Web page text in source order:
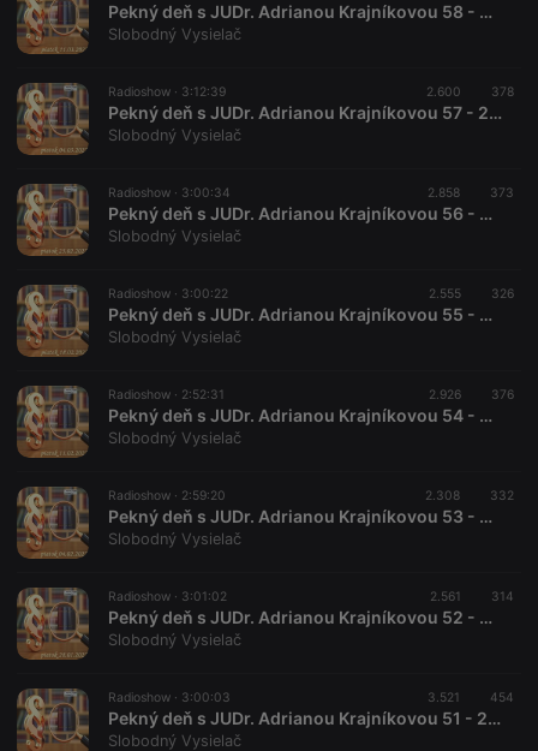
Pekný deň s JUDr. Adrianou Krajníkovou 58 - 2022-03-11
Slobodný Vysielač
Radioshow · 3:12:39 2.600 378
Pekný deň s JUDr. Adrianou Krajníkovou 57 - 2022-03-04
Slobodný Vysielač
Radioshow · 3:00:34 2.858 373
Pekný deň s JUDr. Adrianou Krajníkovou 56 - 2022-02-25
Slobodný Vysielač
Radioshow · 3:00:22 2.555 326
Pekný deň s JUDr. Adrianou Krajníkovou 55 - 2022-02-18
Slobodný Vysielač
Radioshow · 2:52:31 2.926 376
Pekný deň s JUDr. Adrianou Krajníkovou 54 - 2022-02-11
Slobodný Vysielač
Radioshow · 2:59:20 2.308 332
Pekný deň s JUDr. Adrianou Krajníkovou 53 - 2022-02-04
Slobodný Vysielač
Radioshow · 3:01:02 2.561 314
Pekný deň s JUDr. Adrianou Krajníkovou 52 - 2022-01-28
Slobodný Vysielač
Radioshow · 3:00:03 3.521 454
Pekný deň s JUDr. Adrianou Krajníkovou 51 - 2022-01-21
Slobodný Vysielač